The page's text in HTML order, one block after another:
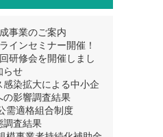
事業のご案内
インセミナー開催！
研修会を開催しまし
らせ
染拡大による中小企
影響調査結果
需適格組合制度
調査結果